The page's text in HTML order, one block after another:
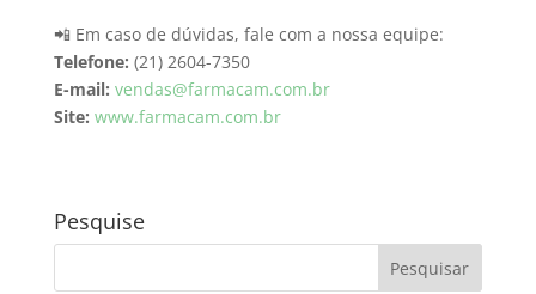
📲 Em caso de dúvidas, fale com a nossa equipe:
Telefone: (21) 2604-7350
E-mail: vendas@farmacam.com.br
Site: www.farmacam.com.br
Pesquise